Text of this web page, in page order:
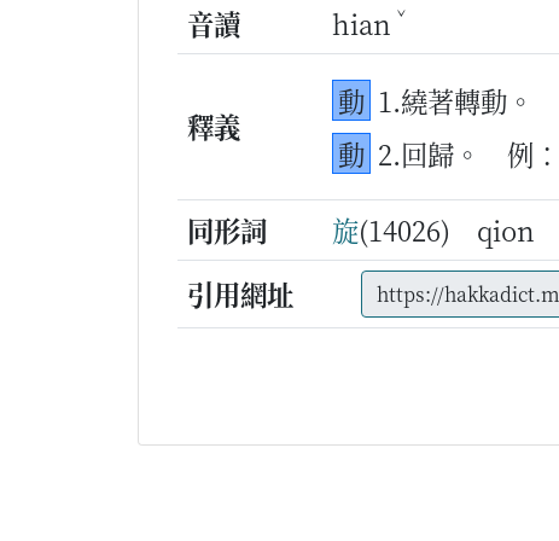
音讀 hian ˇ
釋義
動 1.繞著轉動。
動 2.回歸。 例：
同形詞
旋(14026) qion
引用網址